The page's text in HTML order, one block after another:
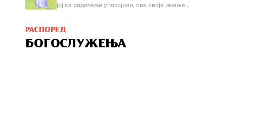
јој се родитељи упокојили, све своје имање...
РАСПОРЕД
БОГОСЛУЖЕЊА